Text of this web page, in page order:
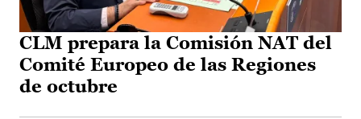
CLM prepara la Comisión NAT del
Comité Europeo de las Regiones
de octubre